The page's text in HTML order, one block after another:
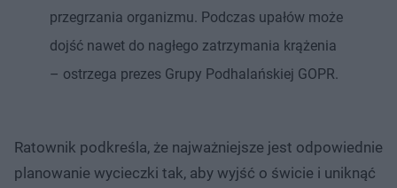
przegrzania organizmu. Podczas upałów może
dojść nawet do nagłego zatrzymania krążenia
– ostrzega prezes Grupy Podhalańskiej GOPR.
Ratownik podkreśla, że najważniejsze jest odpowiednie
planowanie wycieczki tak, aby wyjść o świcie i uniknąć